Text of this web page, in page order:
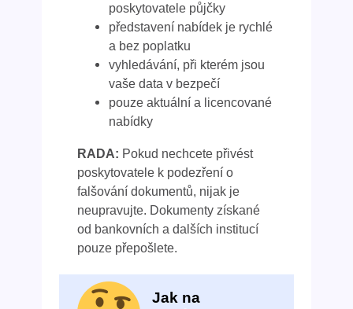
poskytovatele půjčky
představení nabídek je rychlé
a bez poplatku
vyhledávání, při kterém jsou
vaše data v bezpečí
pouze aktuální a licencované
nabídky
RADA: Pokud nechcete přivést
poskytovatele k podezření o
falšování dokumentů, nijak je
neupravujte. Dokumenty získané
od bankovních a dalších institucí
pouze přepošlete.
Jak na